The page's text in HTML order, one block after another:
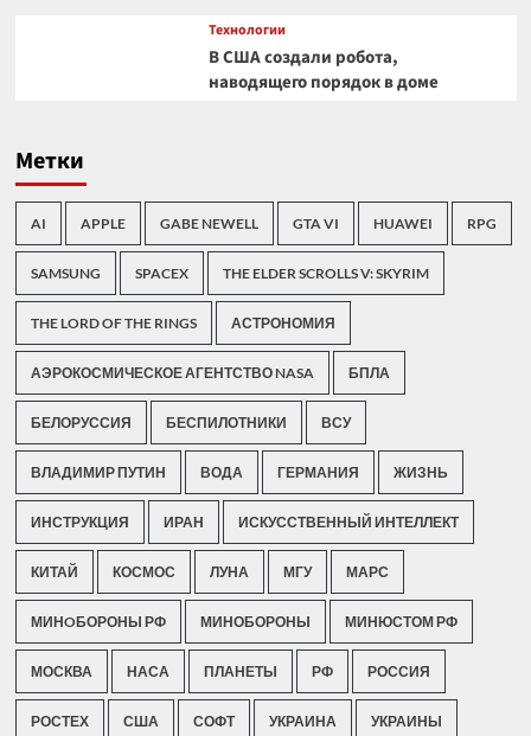
Технологии
В США создали робота,
наводящего порядок в доме
Метки
AI APPLE GABE NEWELL GTA VI HUAWEI RPG
SAMSUNG SPACEX THE ELDER SCROLLS V: SKYRIM
THE LORD OF THE RINGS АСТРОНОМИЯ
АЭРОКОСМИЧЕСКОЕ АГЕНТСТВО NASA БПЛА
БЕЛОРУССИЯ БЕСПИЛОТНИКИ ВСУ
ВЛАДИМИР ПУТИН ВОДА ГЕРМАНИЯ ЖИЗНЬ
ИНСТРУКЦИЯ ИРАН ИСКУССТВЕННЫЙ ИНТЕЛЛЕКТ
КИТАЙ КОСМОС ЛУНА МГУ МАРС
МИНOБОРОНЫ РФ МИНОБОРОНЫ МИНЮСТОМ РФ
МОСКВА НАСА ПЛАНЕТЫ РФ РОССИЯ
РОСТЕХ США СОФТ УКРАИНА УКРАИНЫ